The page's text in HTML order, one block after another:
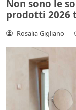
Non sono le
prodotti 2026
Rosalia Gigliano -